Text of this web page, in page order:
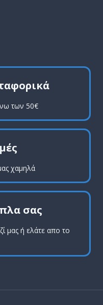
των 50€
χαμηλά
σας
μας ή ελάτε απο το